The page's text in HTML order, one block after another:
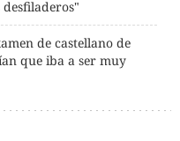
de castellano de
que iba a ser muy